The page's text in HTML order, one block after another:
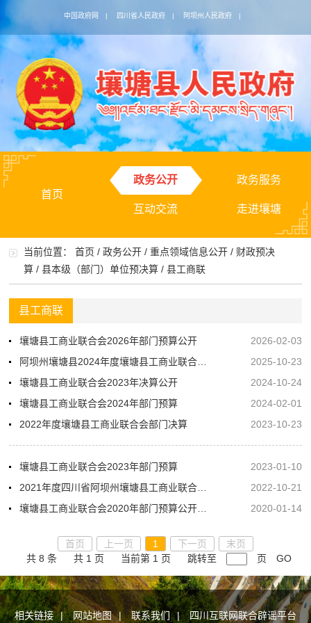
中国政府网 | 四川省人民政府 | 阿坝州人民政府 |
首页
政务公开 政务服务
互动交流 走进壤塘
当前位置：首页 /政务公开 /重点领域信息公开 / 财政预决
算 /县本级（部门）单位预决算 /县工商联
县工商联
壤塘县工商业联合会2026年部门预算公开
2026-02-03
2025-10-23
壤塘县工商业联合会2023年决算公开
2024-10-24
壤塘县工商业联合会2024年部门预算
2024-02-01
2022年度壤塘县工商业联合会部门决算
2023-10-23
壤塘县工商业联合会2023年部门预算
2023-01-10
2022-10-21
2020-01-14
首页 上一页 1 下一页
末页
共 8 条
共 1 页 当前第 1 页 跳转至 页 GO
相关链接 | 网站地图 | 联系我们 | 四川互联网联合辟谣平台